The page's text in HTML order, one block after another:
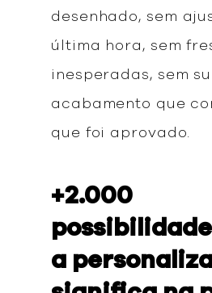
desenhado, sem
última hora, sem
inesperadas, sem
acabamento que
que foi aprovado.
+2.000
a